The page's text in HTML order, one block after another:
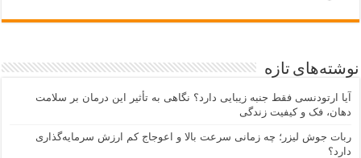
نوشته‌های تازه
آیا ارتودنسی فقط جنبه زیبایی دارد؟ نگاهی به تأثیر این درمان بر سلامت
دهان، فک و کیفیت زندگی
ربات جوش لیزر؛ چه زمانی سرعت بالا و اعوجاج کم ارزش سرمایه‌گذاری
دارد؟